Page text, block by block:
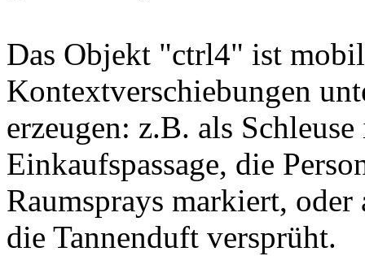
Das Objekt "ctrl4" ist
Kontextverschiebungen
erzeugen: z.B. als
Einkaufspassage, die
Raumsprays markiert,
die Tannenduft versprüht.